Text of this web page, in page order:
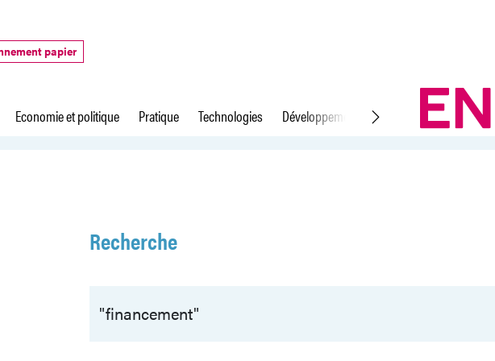
papier
Economie et politique Pratique Technologies Développement durable Droit du travail
Recherche